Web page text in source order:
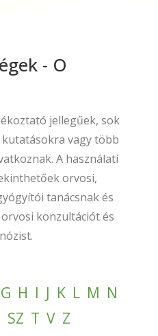
- O
jellegűek, sok
vagy több
A használati
orvosi,
tanácsnak és
konzultációt és
G H I J K L M N
SZ T V Z